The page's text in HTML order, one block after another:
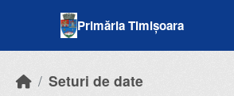
Primăria Timișoara
Seturi de date